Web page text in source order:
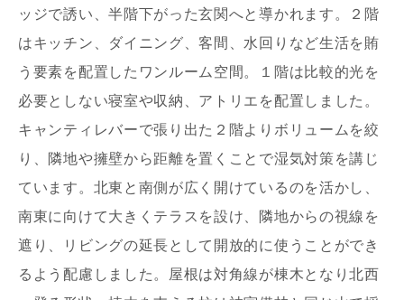
写真を拡大する
ッジで誘い、半階下がった玄関へと導かれます。２階
はキッチン、ダイニング、客間、水回りなど生活を賄
う要素を配置したワンルーム空間。１階は比較的光を
必要としない寝室や収納、アトリエを配置しました。
キャンティレバーで張り出た２階よりボリュームを絞
り、隣地や擁壁から距離を置くことで湿気対策を講じ
ています。北東と南側が広く開けているのを活かし、
南東に向けて大きくテラスを設け、隣地からの視線を
遮り、リビングの延長として開放的に使うことができ
るよう配慮しました。屋根は対角線が棟木となり北西